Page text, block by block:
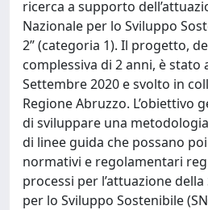
ricerca a supporto
Nazionale per lo Sviluppo
2” (categoria 1). Il progetto,
complessiva di 2 anni, è stato
Settembre 2020 e svolto in
Regione Abruzzo. L’obiettivo
di sviluppare una
di linee guida che possano
normativi e regolamentari
processi per l’attuazione
per lo Sviluppo Sostenibile